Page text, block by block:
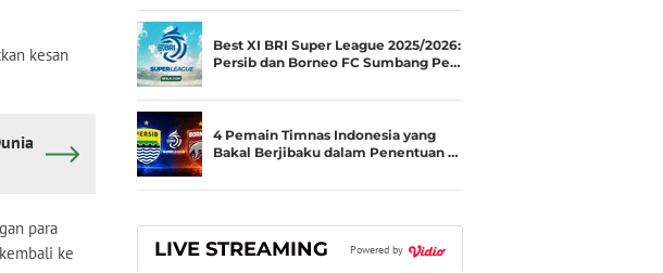
kesan
para
ke
Best XI BRI Super League 2025/2026:
Persib dan Borneo FC Sumbang Pe…
4 Pemain Timnas Indonesia yang
Bakal Berjibaku dalam Penentuan …
LIVE STREAMING Powered by